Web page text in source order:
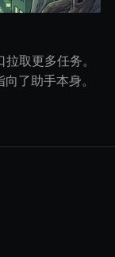
取更多任务。
了助手本身。